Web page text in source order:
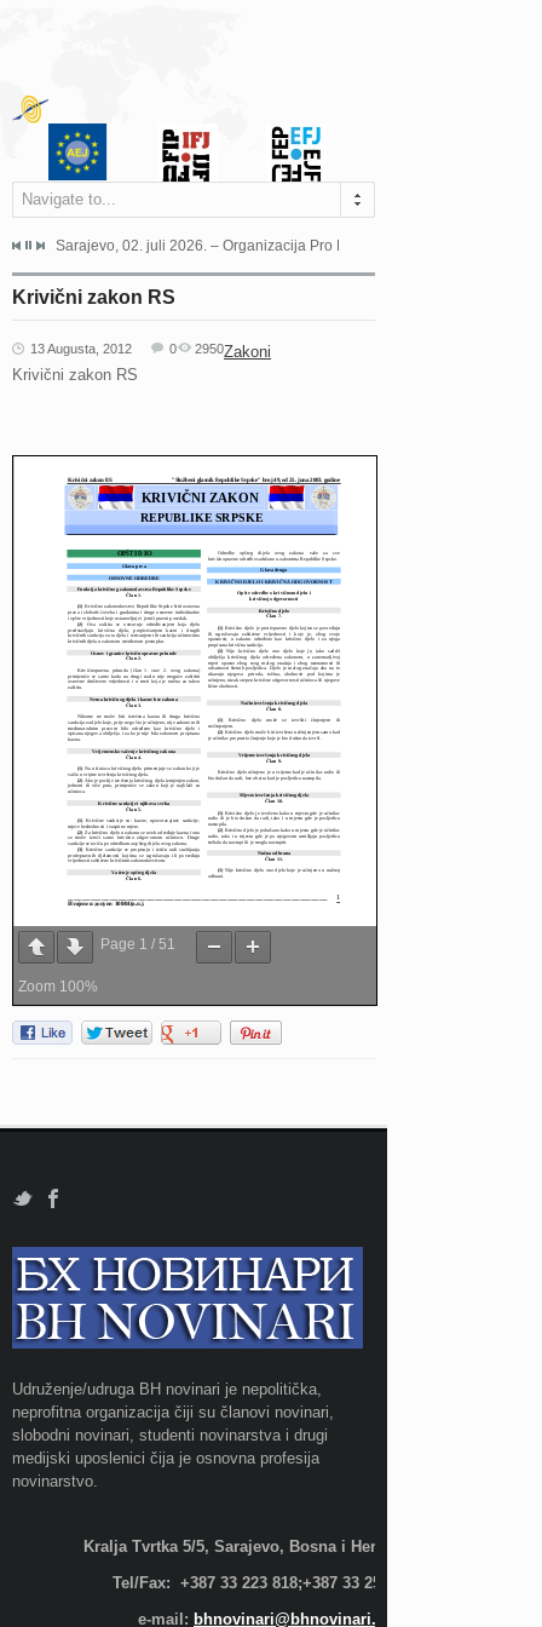
Navigate to...
Grada Sarajeva povodom Dana Sarajeva dugogodišnjoj...
Sarajevo, 02. juli 2026. – Organizacija Pro Educa juče je uspješno
Krivični zakon RS
13 Augusta, 2012 Zakoni
0 2950
Krivični zakon RS
Page 1 / 51
Zoom 100%
Udruženje/udruga BH novinari je nepolitička,
neprofitna organizacija čiji su članovi novinari,
slobodni novinari, studenti novinarstva i drugi
medijski uposlenici čija je osnovna profesija
novinarstvo.
Kralja Tvrtka 5/5, Sarajevo, Bosna i Hercegovina;
Tel/Fax: +387 33 223 818;+387 33 255 600
e-mail: bhnovinari@bhnovinari.ba